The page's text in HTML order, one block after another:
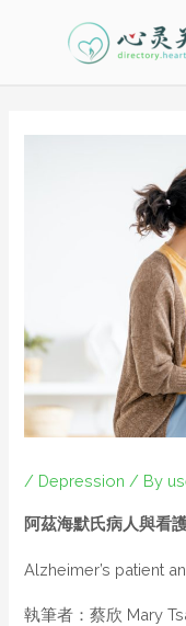
/ Depression / By
阿茲海默氏病人
Alzheimer’s patient
執筆者：蔡欣 Mary